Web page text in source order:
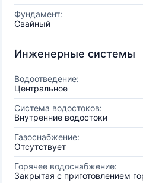
Фундамент:
Свайный
Инженерные системы
Водоотведение:
Центральное
Система водостоков:
Внутренние водостоки
Газоснабжение:
Отсутствует
Горячее водоснабжение:
Закрытая с приготовлением